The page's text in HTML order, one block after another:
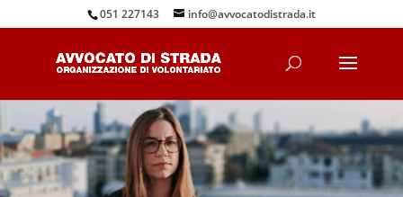
051 227143 info@avvocatodistrada.it